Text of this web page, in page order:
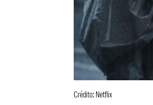
Crédito: Netflix